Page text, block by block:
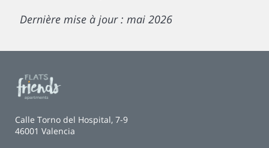
Dernière mise à jour : mai 2026
Calle Torno del Hospital, 7-9
46001 Valencia